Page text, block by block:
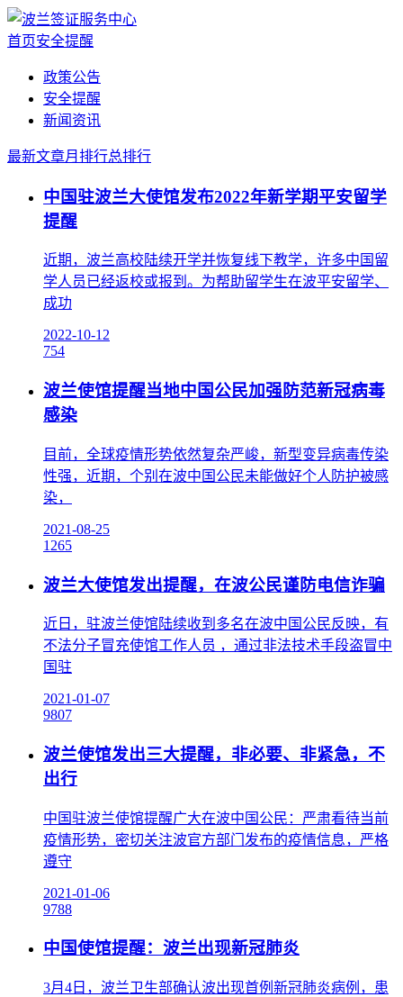
首页安全提醒
政策公告
安全提醒
新闻资讯
最新文章月排行总排行
中国驻波兰大使馆发布2022年新学期平安留学
提醒
近期，波兰高校陆续开学并恢复线下教学，许多中国留
学人员已经返校或报到。为帮助留学生在波平安留学、
成功
2022-10-12
754
波兰使馆提醒当地中国公民加强防范新冠病毒
感染
目前，全球疫情形势依然复杂严峻，新型变异病毒传染
性强，近期，个别在波中国公民未能做好个人防护被感
染，
2021-08-25
1265
波兰大使馆发出提醒，在波公民谨防电信诈骗
近日，驻波兰使馆陆续收到多名在波中国公民反映，有
不法分子冒充使馆工作人员 ，通过非法技术手段盗冒中
国驻
2021-01-07
9807
波兰使馆发出三大提醒，非必要、非紧急，不
出行
中国驻波兰使馆提醒广大在波中国公民：严肃看待当前
疫情形势，密切关注波官方部门发布的疫情信息，严格
遵守
2021-01-06
9788
中国使馆提醒：波兰出现新冠肺炎
3月4日，波兰卫生部确认波出现首例新冠肺炎病例，患